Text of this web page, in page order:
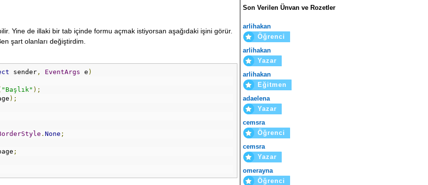
Yine de illaki bir tab içinde formu açmak istiyorsan aşağıdaki işini görür.
şart olanları değiştirdim.
sender , EventArgs e )
"Başlık" );
);
. None ;
;
Son Verilen Ünvan ve Rozetler
arlihakan
Öğrenci
arlihakan
Yazar
arlihakan
Eğitmen
adaelena
Yazar
cemsra
Öğrenci
cemsra
Yazar
omerayna
Öğrenci